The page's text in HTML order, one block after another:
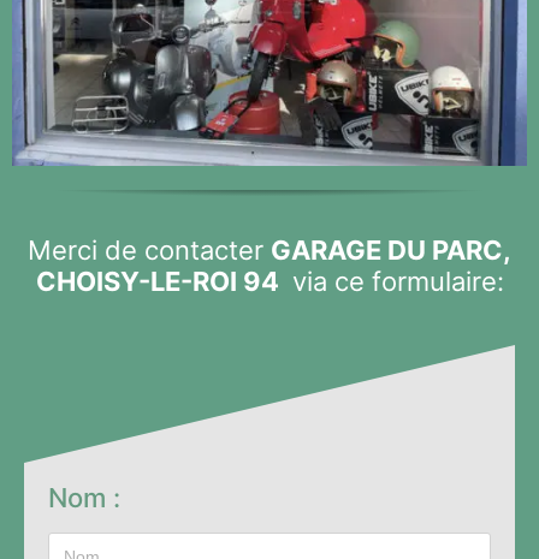
Merci de contacter GARAGE DU PARC,
CHOISY-LE-ROI 94 via ce formulaire:
Nom :